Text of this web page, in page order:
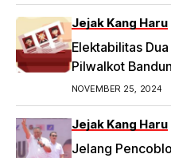
Jejak Kang Haru
Elektabilitas
Pilwalkot
NOVEMBER 25, 2024
Jejak Kang Haru
Jelang